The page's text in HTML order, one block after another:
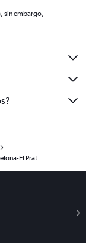
sin embargo,
El Prat